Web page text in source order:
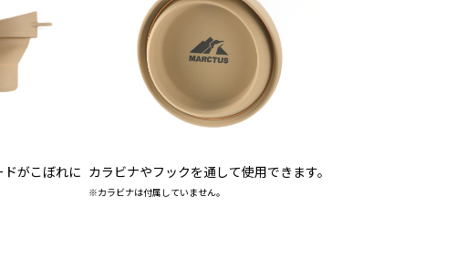
がこぼれに カラビナやフックを通して使用できます。
※カラビナは付属していません。